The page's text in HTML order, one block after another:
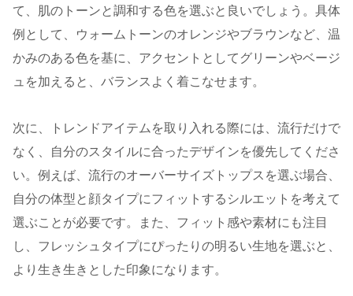
て、肌のトーンと調和する色を選ぶと良いでしょう。具体
例として、ウォームトーンのオレンジやブラウンなど、温
かみのある色を基に、アクセントとしてグリーンやベージ
ュを加えると、バランスよく着こなせます。
次に、トレンドアイテムを取り入れる際には、流行だけで
なく、自分のスタイルに合ったデザインを優先してくださ
い。例えば、流行のオーバーサイズトップスを選ぶ場合、
自分の体型と顔タイプにフィットするシルエットを考えて
選ぶことが必要です。また、フィット感や素材にも注目
し、フレッシュタイプにぴったりの明るい生地を選ぶと、
より生き生きとした印象になります。